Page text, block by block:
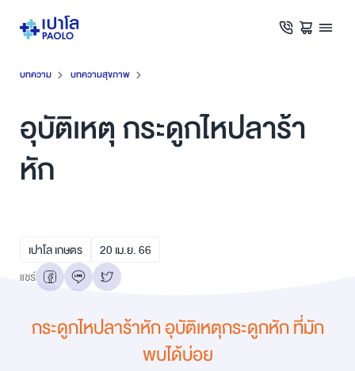
บทความ บทความสุขภาพ
อุบัติเหตุ กระดูกไหปลาร้า
หัก
เปาโล เกษตร 20 เม.ย.66
แชร์
กระดูกไหปลาร้าหัก อุบัติเหตุกระดูกหัก ที่มัก
พบได้บ่อย